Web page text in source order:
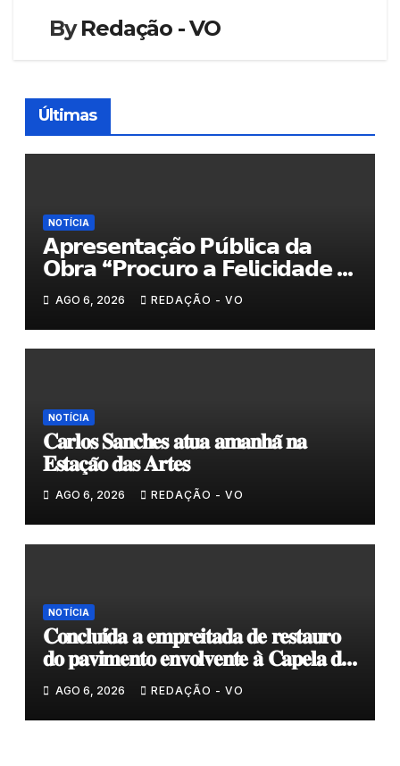
ByRedação - VO
Últimas
NOTÍCIA
𝗔𝗽𝗿𝗲𝘀𝗲𝗻𝘁𝗮𝗰̧𝗮̃𝗼 𝗣𝘂́𝗯𝗹𝗶𝗰𝗮 𝗱𝗮
𝗢𝗯𝗿𝗮 “𝗣𝗿𝗼𝗰𝘂𝗿𝗼 𝗮 𝗙𝗲𝗹𝗶𝗰𝗶𝗱𝗮𝗱𝗲 𝗲
𝗲𝗹𝗮 𝗺𝗼𝗿𝗮 𝗰𝗼𝗺𝗶𝗴𝗼”
AGO 6, 2026 REDAÇÃO - VO
NOTÍCIA
𝐂𝐚𝐫𝐥𝐨𝐬 𝐒𝐚𝐧𝐜𝐡𝐞𝐬 𝐚𝐭𝐮𝐚 𝐚𝐦𝐚𝐧𝐡𝐚̃ 𝐧𝐚
𝐄𝐬𝐭𝐚𝐜̧𝐚̃𝐨 𝐝𝐚𝐬 𝐀𝐫𝐭𝐞𝐬
AGO 6, 2026 REDAÇÃO - VO
NOTÍCIA
𝐂𝐨𝐧𝐜𝐥𝐮𝐢́𝐝𝐚 𝐚 𝐞𝐦𝐩𝐫𝐞𝐢𝐭𝐚𝐝𝐚 𝐝𝐞 𝐫𝐞𝐬𝐭𝐚𝐮𝐫𝐨
𝐝𝐨 𝐩𝐚𝐯𝐢𝐦𝐞𝐧𝐭𝐨 𝐞𝐧𝐯𝐨𝐥𝐯𝐞𝐧𝐭𝐞 𝐚̀ 𝐂𝐚𝐩𝐞𝐥𝐚 𝐝𝐞
𝐂𝐨𝐯𝐚𝐬
AGO 6, 2026 REDAÇÃO - VO